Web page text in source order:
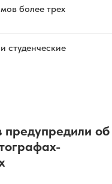
более трех
студенческие
предупредили об